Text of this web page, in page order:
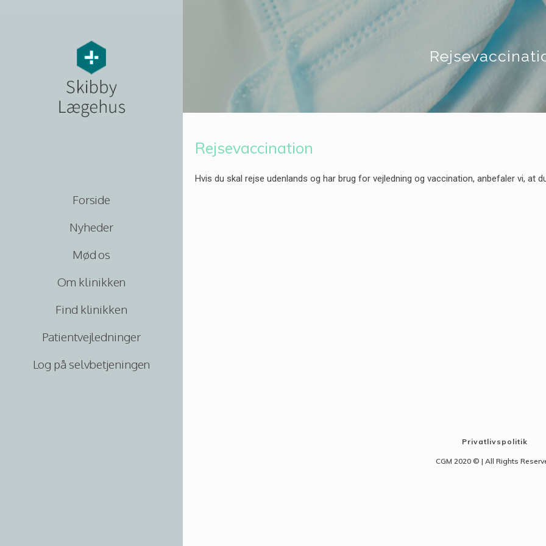
Forside
Nyheder
Mød os
Om klinikken
Find klinikken
Patientvejledninger
Log på selvbetjeningen
Rejsevaccination
Hvis du skal rejse udenlands og har brug for vejledning og vaccination, anbefaler vi, at
Privatlivspolitik
CGM 2020 ©​ | All Rights